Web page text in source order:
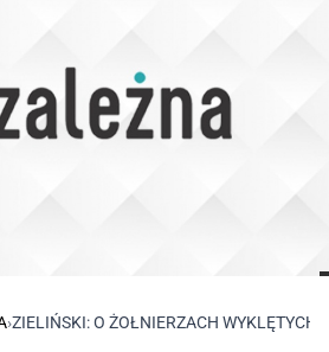
›ZIELIŃSKI: O ŻOŁNIERZACH WYKLĘTYCH